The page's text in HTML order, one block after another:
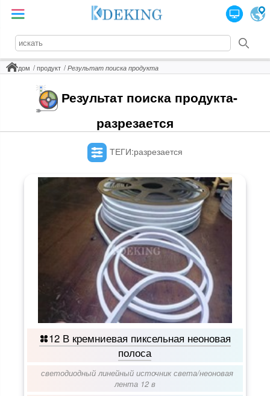
дом продукт Результат поиска продукта
Результат поиска продукта-
разрезается
ТЕГИ:разрезается
12 В кремниевая пиксельная неоновая
полоса
светодиодный линейный источник света/неоновая
лента 12 в